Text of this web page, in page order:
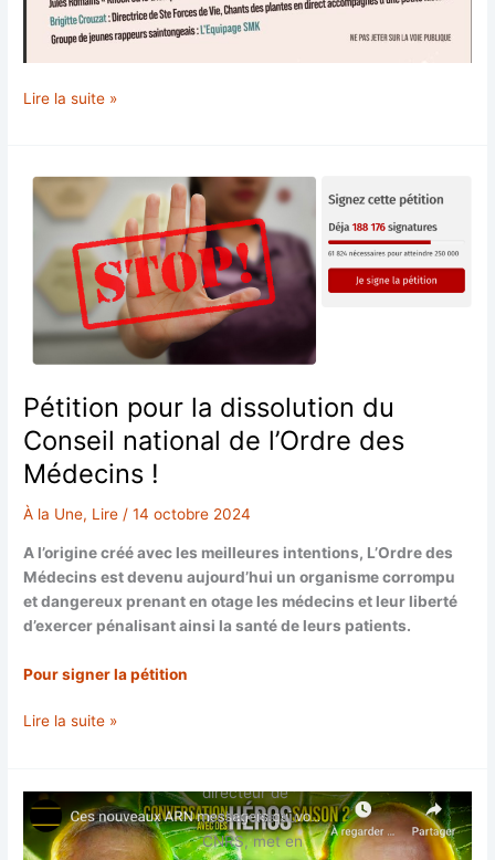
Conférence-
thème
Jeunesse
Lire la suite »
Pétition pour la dissolution du
Conseil national de l’Ordre des
Médecins !
À la Une, Lire /14 octobre 2024
A l’origine créé avec les meilleures intentions, L’Ordre des
Médecins est devenu aujourd’hui un organisme corrompu
et dangereux prenant en otage les médecins et leur liberté
d’exercer pénalisant ainsi la santé de leurs patients.
Pour signer la pétition
Pétition
dissolution
du
Conseil
Lire la suite »
directeur de
recherche au
CNRS, met en